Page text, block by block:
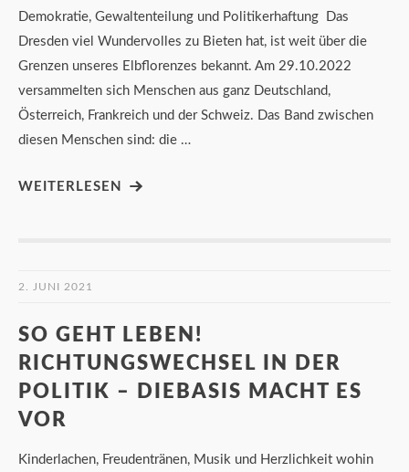
Demokratie, Gewaltenteilung und Politikerhaftung Das
Dresden viel Wundervolles zu Bieten hat, ist weit über die
Grenzen unseres Elbflorenzes bekannt. Am 29.10.2022
versammelten sich Menschen aus ganz Deutschland,
Österreich, Frankreich und der Schweiz. Das Band zwischen
diesen Menschen sind: die …
WEITERLESEN
2. JUNI 2021
SO GEHT LEBEN!
RICHTUNGSWECHSEL IN DER
POLITIK – DIEBASIS MACHT ES
VOR
Kinderlachen, Freudentränen, Musik und Herzlichkeit wohin